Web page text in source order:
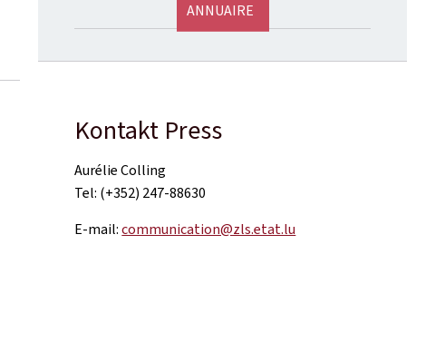
ANNUAIRE
Kontakt Press
Aurélie Colling
Tel: (+352) 247-88630
E-mail:communication@zls.etat.lu